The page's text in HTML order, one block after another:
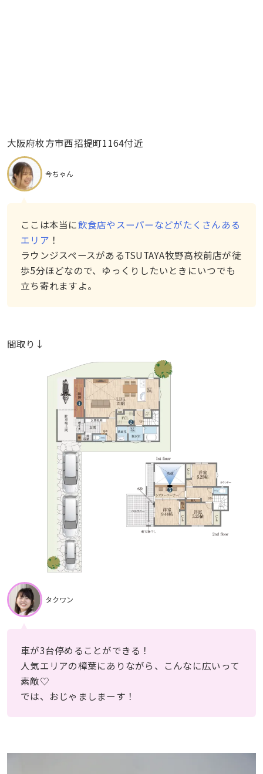
大阪府枚方市西招提町1164付近
今ちゃん
ここは本当に飲食店やスーパーなどがたくさんある
エリア ！
ラウンジスペースがあるTSUTAYA牧野高校前店が徒
歩5分ほどなので、ゆっくりしたいときにいつでも
立ち寄れますよ。
間取り↓
タクワン
車が3台停めることができる！
人気エリアの樟葉にありながら、こんなに広いって
素敵♡
では、おじゃましまーす！